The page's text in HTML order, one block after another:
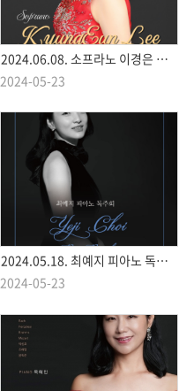
2024.06.08. 소프라노 이경은 독창회
2024-05-23
2024.05.18. 최예지 피아노 독주회
2024-05-23